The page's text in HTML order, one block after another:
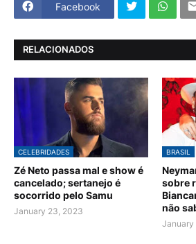
Facebook
RELACIONADOS
CELEBRIDADES
Zé Neto passa mal e show é
cancelado; sertanejo é
socorrido pelo Samu
January 23, 2023
BRASIL
sobre
não
January